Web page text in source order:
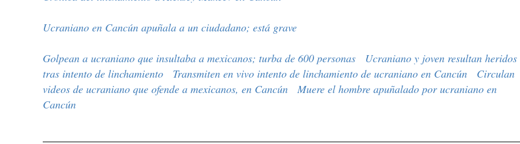
Ucraniano en Cancún apuñala a un ciudadano; está grave
Golpean a ucraniano que insultaba a mexicanos; turba de 600 personas
Ucraniano y joven resultan heridos
tras intento de linchamiento
Transmiten en vivo intento de linchamiento de ucraniano en Cancún
Circulan
videos de ucraniano que ofende a mexicanos, en Cancún
Muere el hombre apuñalado por ucraniano en
Cancún